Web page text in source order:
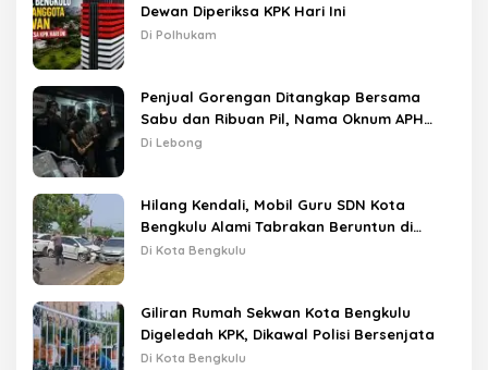
Dewan Diperiksa KPK Hari Ini
Di Polhukam
Penjual Gorengan Ditangkap Bersama
Sabu dan Ribuan Pil, Nama Oknum APH
Disebut Saat Interogasi
Di Lebong
Hilang Kendali, Mobil Guru SDN Kota
Bengkulu Alami Tabrakan Beruntun di
Lampu Merah
Di Kota Bengkulu
Giliran Rumah Sekwan Kota Bengkulu
Digeledah KPK, Dikawal Polisi Bersenjata
Di Kota Bengkulu